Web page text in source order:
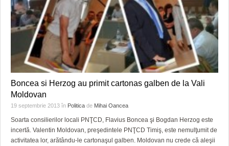
Boncea si Herzog au primit cartonas galben de la Vali
Moldovan
19 septembrie 2013 în Politica de Mihai Oancea
Soarta consilierilor locali PNŢCD, Flavius Boncea şi Bogdan Herzog este
incertă. Valentin Moldovan, preşedintele PNŢCD Timiş, este nemulţumit de
activitatea lor, arătându-le cartonaşul galben. Moldovan nu crede că aleşii